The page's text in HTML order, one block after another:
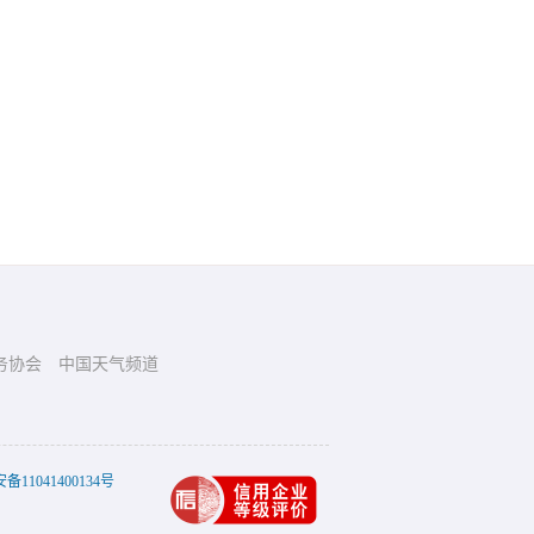
协会 中国天气频道
备11041400134号